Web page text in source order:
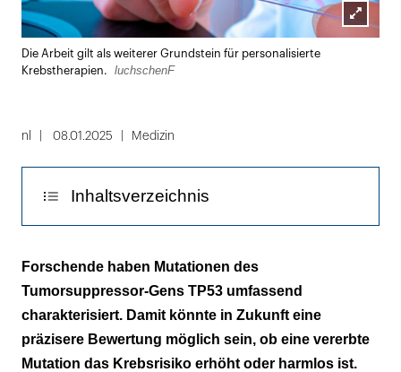
Lightbox
Die Arbeit gilt als weiterer Grundstein für personalisierte
Krebstherapien.
luchschenF
nl 08.01.2025 Medizin
Inhaltsverzeichnis
TP53-Genschützt Zellen eigentlich vor
unkontrolliertem Wachstum
Mutationen wurden erstmals direkt im Erbgut
der Zellen erzeugt
Forschende haben Mutationen des
Tumorsuppressor-Gens TP53 umfassend
charakterisiert. Damit könnte in Zukunft eine
präzisere Bewertung möglich sein, ob eine vererbte
Mutation das Krebsrisiko erhöht oder harmlos ist.